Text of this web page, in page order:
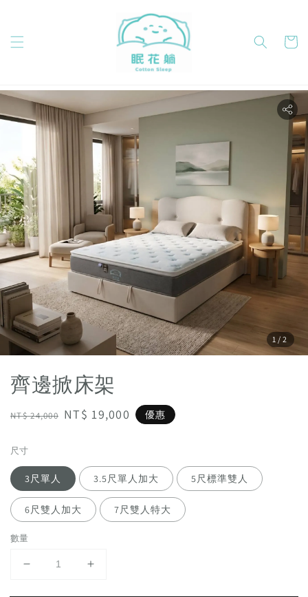
1 /2
齊邊掀床架
Regular
NT$ 24,000 Sale
NT$ 19,000 優惠
尺寸
3尺單人 3.5尺單人加大 5尺標準雙人
6尺雙人加大 7尺雙人特大
數量